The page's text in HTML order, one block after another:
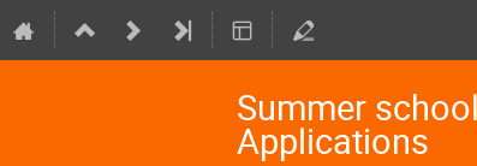
Summer
Applications